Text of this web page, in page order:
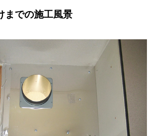
までの施工風景